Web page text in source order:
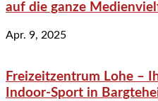
auf die ganze
Apr. 9, 2025
Freizeitzentrum Lohe –
Indoor-Sport in